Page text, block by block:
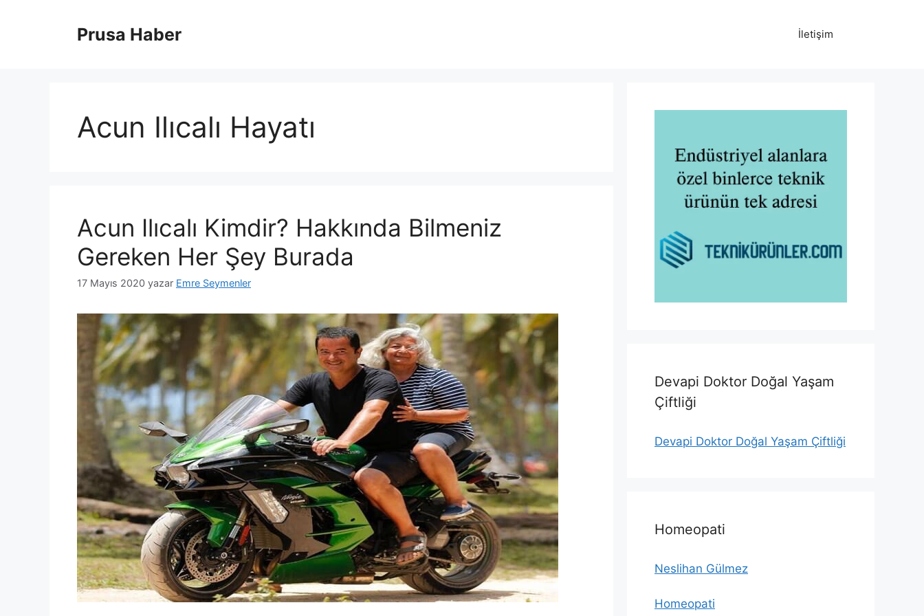
Prusa Haber İletişim
Acun Ilıcalı Hayatı
Acun Ilıcalı Kimdir? Hakkında Bilmeniz
Gereken Her Şey Burada
17 Mayıs 2020 yazar Emre Seymenler
Devapi Doktor Doğal Yaşam
Çiftliği
Devapi Doktor Doğal Yaşam Çiftliği
Homeopati
Neslihan Gülmez
Homeopati